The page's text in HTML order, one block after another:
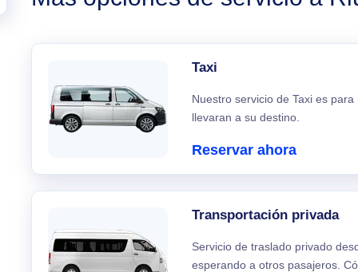
Taxi
Nuestro servicio de Taxi es
llevaran a su destino.
Reservar ahora
Transportación privada
Servicio de traslado privado
esperando a otros pasajeros.